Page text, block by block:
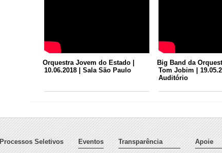
Orquestra Jovem do Estado |
10.06.2018 | Sala São Paulo
Big Band da
Tom Jobim |
Auditório
Processos Seletivos Eventos Transparência Apoie